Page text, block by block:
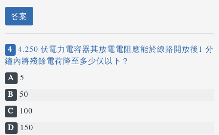
答案
4 4.250 伏電力電容器其放電電阻應能於線路開放後1 分
鐘內將殘餘電荷降至多少伏以下？
A 5
B 50
C
100
D
150